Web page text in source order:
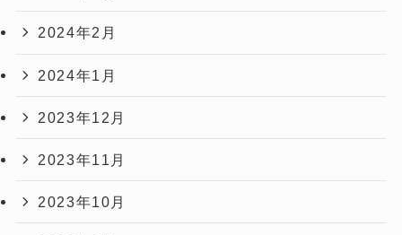
2024年2月
2024年1月
2023年12月
2023年11月
2023年10月